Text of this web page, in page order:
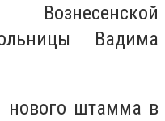
Вадима
нового штамма в